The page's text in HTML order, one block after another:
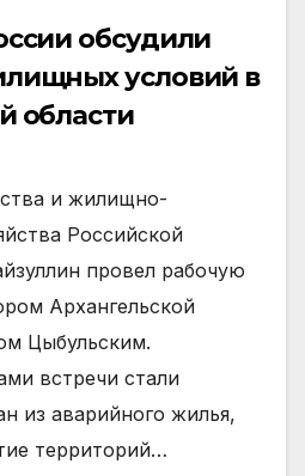
обсудили
условий в
области
и жилищно-
Российской
провел рабочую
Архангельской
Цыбульским.
встречи стали
из аварийного жилья,
территорий…